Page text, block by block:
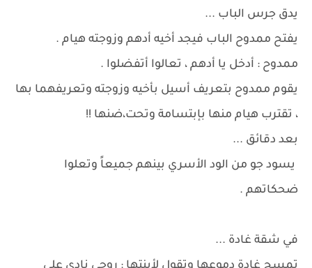
يدق جرس الباب ...
يفتح ممدوح الباب فيجد أخيه أدهم وزوجته هيام .
ممدوح : أدخل يا أدهم ، تعالوا أتفضلوا .
يقوم ممدوح بتعريف أسيل بأخيه وزوجته وتعريفهما بها
، تقترب هيام منها بإبتسامة وتحت،ضنها !!
بعد دقائق ...
يسود جو من الود الأسري بينهم جميعاً وتعلوا
ضحكاتهم .
في شقة غادة ...